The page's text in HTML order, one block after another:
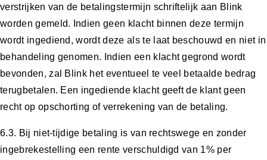
verstrijken van de betalingstermijn schriftelijk aan Blink
worden gemeld. Indien geen klacht binnen deze termijn
wordt ingediend, wordt deze als te laat beschouwd en niet in
behandeling genomen. Indien een klacht gegrond wordt
bevonden, zal Blink het eventueel te veel betaalde bedrag
terugbetalen. Een ingediende klacht geeft de klant geen
recht op opschorting of verrekening van de betaling.
6.3. Bij niet-tijdige betaling is van rechtswege en zonder
ingebrekestelling een rente verschuldigd van 1% per